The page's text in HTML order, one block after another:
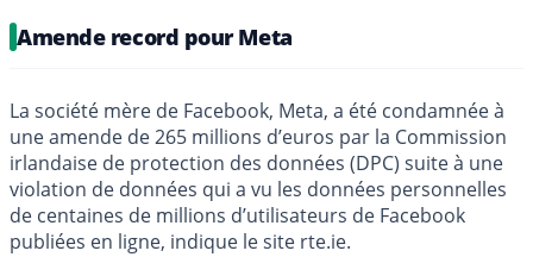
Amende record pour Meta
La société mère de Facebook, Meta, a été condamnée à
une amende de 265 millions d’euros par la Commission
irlandaise de protection des données (DPC) suite à une
violation de données qui a vu les données personnelles
de centaines de millions d’utilisateurs de Facebook
publiées en ligne, indique le site rte.ie.